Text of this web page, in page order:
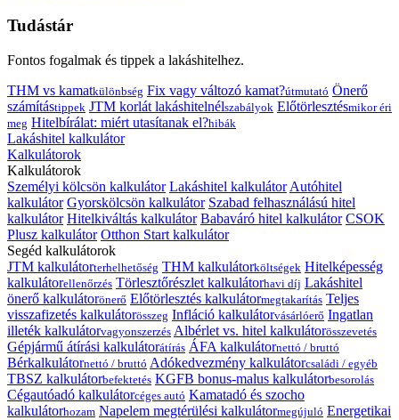
Tudástár
Fontos fogalmak és tippek a lakáshitelhez.
THM vs kamatkülönbség Fix vagy változó kamat?útmutató Önerő
számítástippek JTM korlát lakáshitelnélszabályok Előtörlesztésmikor éri
meg Hitelbírálat: miért utasítanak el?hibák
Lakáshitel kalkulátor
Kalkulátorok
Kalkulátorok
Személyi kölcsön kalkulátor Lakáshitel kalkulátor Autóhitel
kalkulátor Gyorskölcsön kalkulátor Szabad felhasználású hitel
kalkulátor Hitelkiváltás kalkulátor Babaváró hitel kalkulátor CSOK
Plusz kalkulátor Otthon Start kalkulátor
Segéd kalkulátorok
JTM kalkulátorterhelhetőség THM kalkulátorköltségek Hitelképesség
kalkulátorellenőrzés Törlesztőrészlet kalkulátorhavi díj Lakáshitel
önerő kalkulátorönerő Előtörlesztés kalkulátormegtakarítás Teljes
visszafizetés kalkulátorösszeg Infláció kalkulátorvásárlóerő Ingatlan
illeték kalkulátorvagyonszerzés Albérlet vs. hitel kalkulátorösszevetés
Gépjármű átírási kalkulátorátírás ÁFA kalkulátornettó / bruttó
Bérkalkulátornettó / bruttó Adókedvezmény kalkulátorcsaládi / egyéb
TBSZ kalkulátorbefektetés KGFB bonus-malus kalkulátorbesorolás
Cégautóadó kalkulátorcéges autó Kamatadó és szocho
kalkulátorhozam Napelem megtérülési kalkulátormegújuló Energetikai